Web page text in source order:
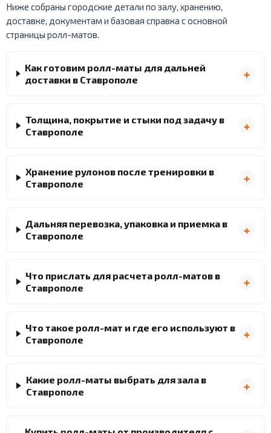
Ниже собраны городские детали по залу, хранению,
доставке, документам и базовая справка с основной
страницы ролл-матов.
Как готовим ролл-маты для дальней
доставки в Ставрополе
Толщина, покрытие и стыки под задачу в
Ставрополе
Хранение рулонов после тренировки в
Ставрополе
Дальняя перевозка, упаковка и приемка в
Ставрополе
Что прислать для расчета ролл-матов в
Ставрополе
Что такое ролл-мат и где его используют в
Ставрополе
Какие ролл-маты выбрать для зала в
Ставрополе